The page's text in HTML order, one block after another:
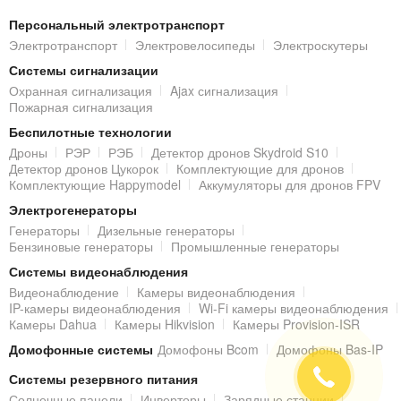
ОБЕСПЕЧЕНИЯ
MHDкамера ATIS AMW-5MVFIR-40W/2.8-12 Prо
оснащена автоматическими режимами:
AGC– позволяет усилить слабый видеосигнал при
недостаточной освещенности;
BLC – позволяет исключить ситуацию, когда
изображение объекта, находящегося на фоне
яркого источника света, получается затемненным.
КОРПУС
Корпус цилиндрической камерыATIS AMW-5MVFIR-
40W/2.8-12 Prовыполнен из металла. Класс защиты
(система классификации степени защиты оболочки
электрооборудования), что означает надежную защиту
внутренних компонентов от попадания пыли, а также
устойчивость к перепадам температур
(-30°C ~ +60°C).
Персональный электротранспорт
Электротранспорт
Электровелосипеды
Электроскутеры
Системы сигнализации
Охранная сигнализация
Ajax сигнализация
Пожарная сигнализация
Беспилотные технологии
Дроны
РЭР РЭБ
Детектор дронов Skydroid S10
Детектор дронов Цукорок
Комплектующие для дронов
Комплектующие Happymodel
Аккумуляторы для дронов FPV
Электрогенераторы
Генераторы
Дизельные генераторы
Бензиновые генераторы
Промышленные генераторы
Системы видеонаблюдения
Видеонаблюдение
Камеры видеонаблюдения
IP-камеры видеонаблюдения
Wi-Fi камеры видеонаблюдения
Камеры Dahua
Камеры Hikvision
Камеры Provision-ISR
Домофонные системы Домофоны Bcom
Домофоны Bas-IP
Системы резервного питания